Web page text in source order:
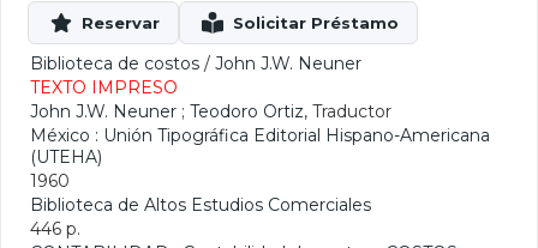
Biblioteca de costos / John J.W. Neuner
TEXTO IMPRESO
John J.W. Neuner ; Teodoro Ortiz, Traductor
México : Unión Tipográfica Editorial Hispano-Americana
(UTEHA)
1960
Biblioteca de Altos Estudios Comerciales
446 p.